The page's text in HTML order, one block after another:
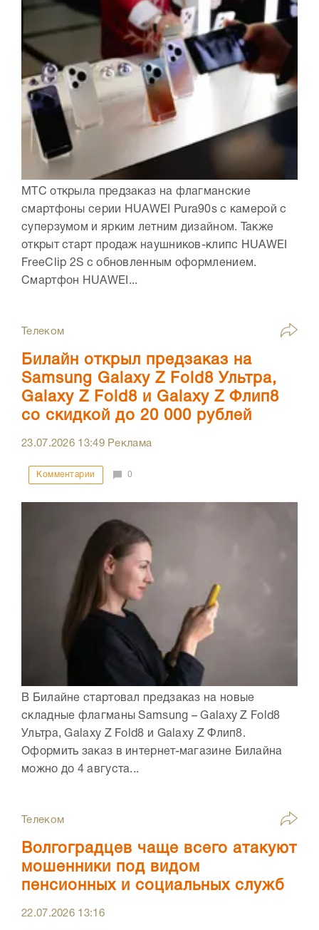
МТС открыла предзаказ на флагманские
смартфоны серии HUAWEI Pura90s с камерой с
суперзумом и ярким летним дизайном. Также
открыт старт продаж наушников-клипс HUAWEI
FreeClip 2S с обновленным оформлением.
Смартфон HUAWEI...
Телеком
Билайн открыл предзаказ на
Samsung Galaxy Z Fold8 Ультра,
Galaxy Z Fold8 и Galaxy Z Флип8
со скидкой до 20 000 рублей
23.07.2026 13:49Реклама
Комментарии 0
В Билайне стартовал предзаказ на новые
складные флагманы Samsung – Galaxy Z Fold8
Ультра, Galaxy Z Fold8 и Galaxy Z Флип8.
Оформить заказ в интернет-магазине Билайна
можно до 4 августа...
Телеком
Волгоградцев чаще всего атакуют
мошенники под видом
пенсионных и социальных служб
22.07.2026 13:16